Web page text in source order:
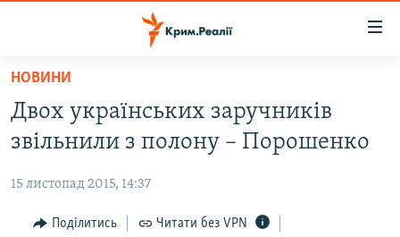
Перейти
основного
матеріалу
до
навігації
ВОДА.КРИМ
ПОЛІТИКА
БЛОГИ
НОВИНИ
Двох українських заручників
звільнили з полону – Порошенко
15 листопад 2015, 14:37
Поділитись Читати без VPN